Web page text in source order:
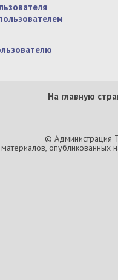
На главную
© Администрация
опубликованных